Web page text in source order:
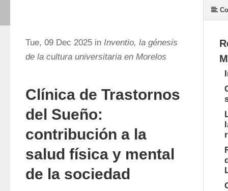
Tue, 09 Dec 2025 in Inventio, la génesis
de la cultura universitaria en Morelos
Clínica de Trastornos
del Sueño:
contribución a la
salud física y mental
de la sociedad